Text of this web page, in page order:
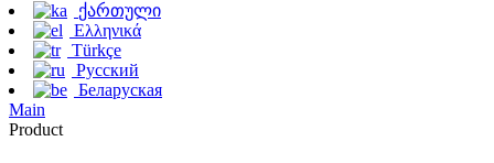
ქართული
Ελληνικά
Türkçe
Русский
Беларуская
Main
Product